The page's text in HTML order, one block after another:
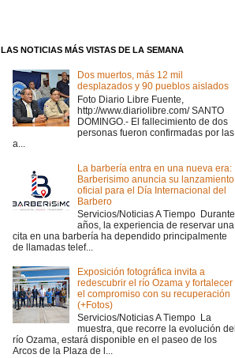
LAS NOTICIAS MÁS VISTAS DE LA SEMANA
Dos muertos, más 12 mil
desplazados y 90 pueblos aislados
Foto Diario Libre Fuente,
http://www.diariolibre.com/ SANTO
DOMINGO.- El fallecimiento de dos
personas fueron confirmadas por las
a...
La barbería entra en una nueva era:
Barberisimo anuncia su lanzamiento
oficial para el Día Internacional del
Barbero
Servicios/Noticias A Tiempo Durante
años, la experiencia de reservar una
cita en una barbería ha dependido principalmente
de llamadas telef...
Exposición fotográfica invita a
redescubrir el río Ozama y fortalecer
el compromiso con su recuperación
(+Fotos)
Servicios/Noticias A Tiempo La
muestra, que recorre la evolución del
río Ozama, estará disponible en el paseo de los
Arcos de la Plaza de l...